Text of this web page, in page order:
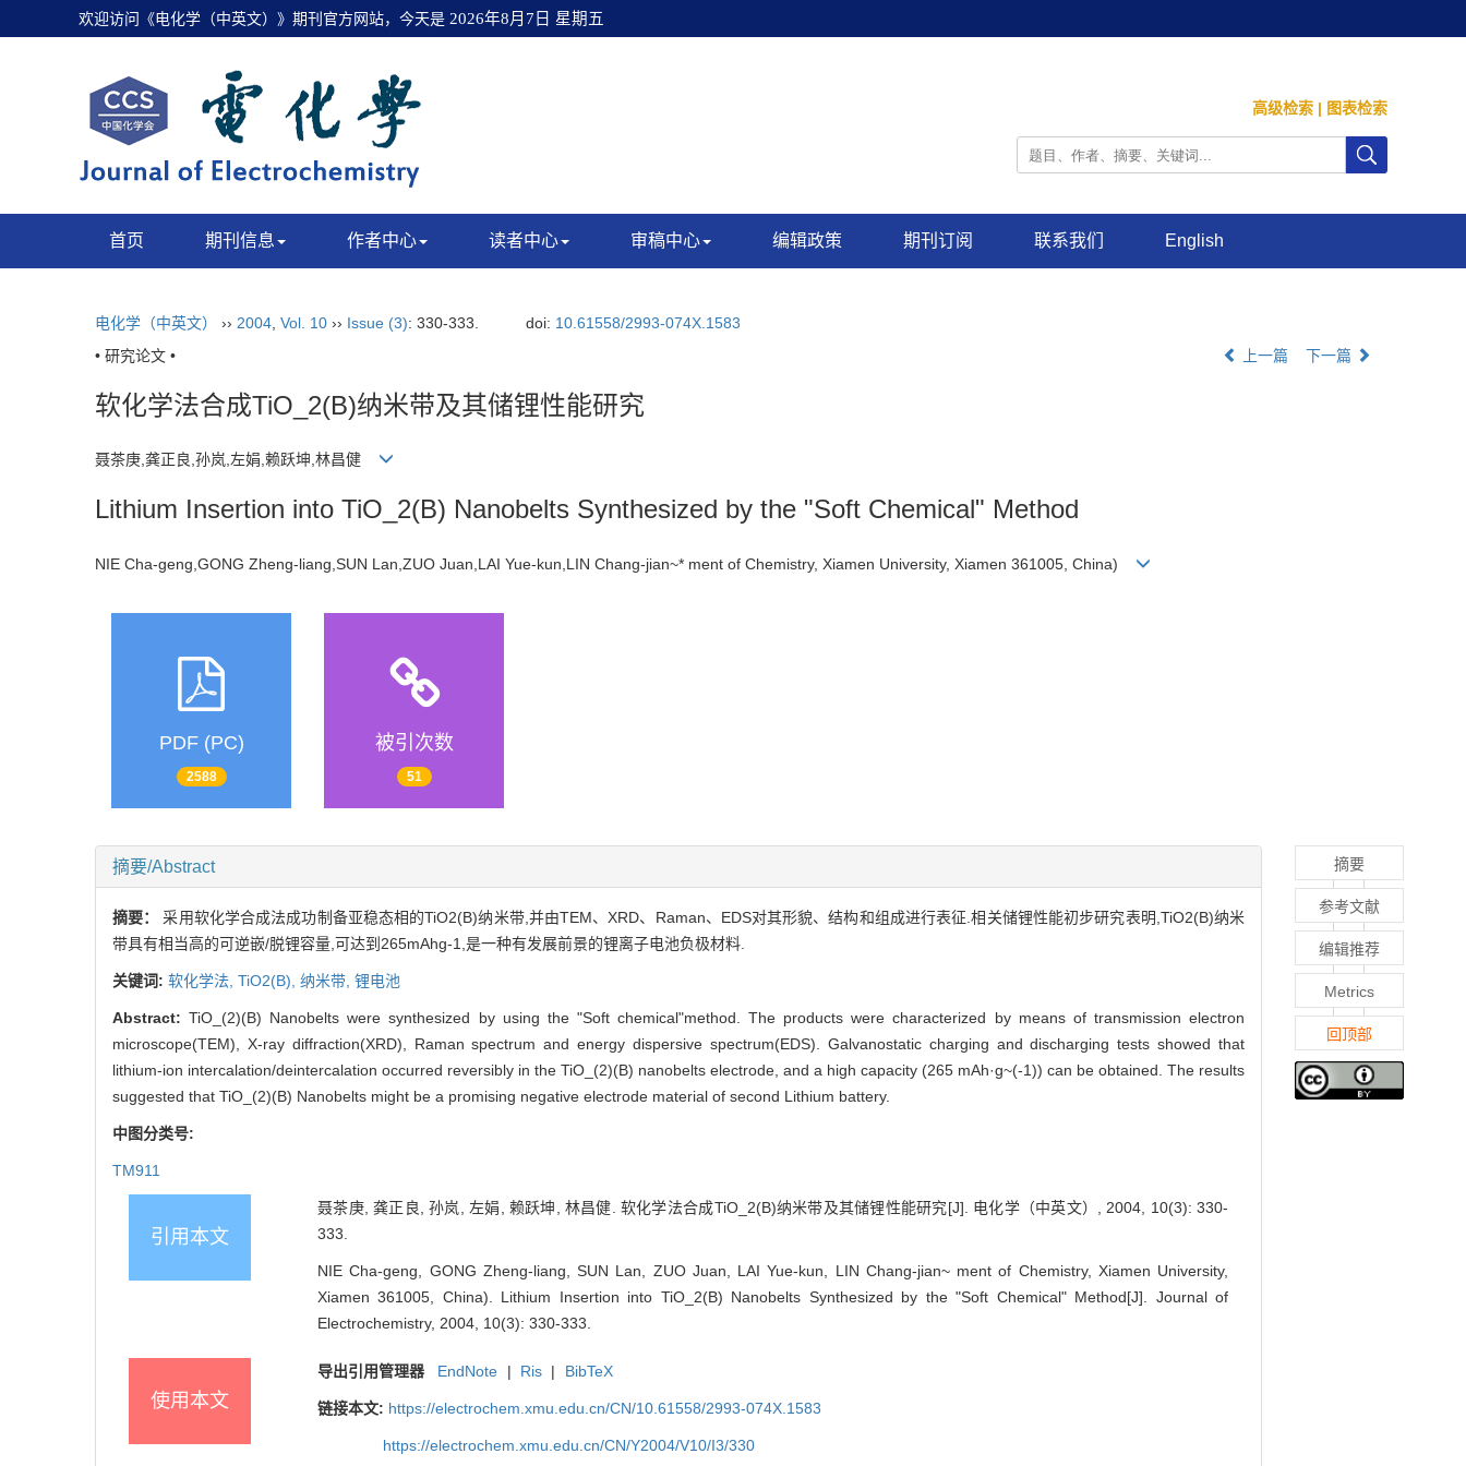
欢迎访问《电化学（中英文）》期刊官方网站，今天是 2026年8月7日 星期五
高级检索 | 图表检索
首页 期刊信息 作者中心 读者中心 审稿中心 编辑政策 期刊订阅 联系我们 English
电化学（中英文） ›› 2004 Vol. 10 ›› Issue (3): 330-333. doi: 10.61558/2993-074X.1583
• 研究论文 •
上一篇 下一篇
软化学法合成TiO_2(B)纳米带及其储锂性能研究
聂茶庚,龚正良,孙岚,左娟,赖跃坤,林昌健
Lithium Insertion into TiO_2(B) Nanobelts Synthesized by the "Soft Chemical" Method
NIE Cha-geng,GONG Zheng-liang,SUN Lan,ZUO Juan,LAI Yue-kun,LIN Chang-jian~* ment of Chemistry, Xiamen University, Xiamen 361005, China)
PDF (PC)
2588
被引次数
51
摘要/Abstract
摘要：采用软化学合成法成功制备亚稳态相的TiO2(B)纳米带,并由TEM、XRD、Raman、EDS对其形貌、结构和组成进行表征.相关储锂性能初步研究表明,TiO2(B)纳米
带具有相当高的可逆嵌/脱锂容量,可达到265mAhg-1,是一种有发展前景的锂离子电池负极材料.
关键词: 软化学法, TiO2(B), 纳米带, 锂电池
Abstract:TiO_(2)(B) Nanobelts were synthesized by using the "Soft chemical"method. The products were characterized by means of transmission electron
microscope(TEM), X-ray diffraction(XRD), Raman spectrum and energy dispersive spectrum(EDS). Galvanostatic charging and discharging tests showed that
lithium-ion intercalation/deintercalation occurred reversibly in the TiO_(2)(B) nanobelts electrode, and a high capacity (265 mAh·g~(-1)) can be obtained. The results
suggested that TiO_(2)(B) Nanobelts might be a promising negative electrode material of second Lithium battery.
中图分类号:
TM911
引用本文
聂茶庚, 龚正良, 孙岚, 左娟, 赖跃坤, 林昌健. 软化学法合成TiO_2(B)纳米带及其储锂性能研究[J]. 电化学（中英文）, 2004, 10(3): 330-
333.
NIE Cha-geng, GONG Zheng-liang, SUN Lan, ZUO Juan, LAI Yue-kun, LIN Chang-jian~ ment of Chemistry, Xiamen University,
Xiamen 361005, China). Lithium Insertion into TiO_2(B) Nanobelts Synthesized by the "Soft Chemical" Method[J]. Journal of
Electrochemistry, 2004, 10(3): 330-333.
使用本文
导出引用管理器 EndNote | Ris | BibTeX
链接本文: https://electrochem.xmu.edu.cn/CN/10.61558/2993-074X.1583
https://electrochem.xmu.edu.cn/CN/Y2004/V10/I3/330
摘要
参考文献
编辑推荐
Metrics
回顶部